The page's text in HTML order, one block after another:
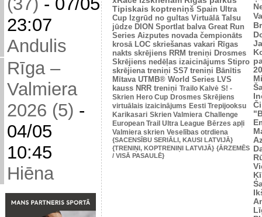
23:07
Andulis
Rīga –
Valmiera
2026 (5) -
04/05
10:45
Hiēna
Tipiskais koptreniņš Spain Ultra
Cup Izgrūd no gultas Virtuālā Talsu
jūdze DION Sportlat balva Great Run
Series Aizputes novada čempionāts
krosā LOC skriešanas vakari Rīgas
nakts skrējiens RRM treniņi Drosmes
Skrējiens nedēļas izaicinājums Stipro
skrējiena treniņi SS7 treniņi Bānītis
Mītava UTMB® World Series LVS
kauss NRR treniņi Trailo Kalvė S! -
Skrien Hero Cup Drosmes Skrējiens
virtuālais izaicinājums Eesti Trepijooksu
Karikasari Skrien Valmiera Challenge
European Trail Ultra League Bērzes apļi
Valmiera skrien Veselības otrdiena
{SACENSĪBU SERIĀLI, KAUSI LATVIJĀ}
{TRENIŅI, KOPTRENIŅI LATVIJĀ} {ĀRZEMĒS
/ VISĀ PASAULĒ}